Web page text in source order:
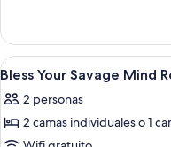
Sea
View
Room
With
Sea
Abrir
todas
las
fotos
3
Bless Your Savage Mind
2 personas
2 camas individuales o 1